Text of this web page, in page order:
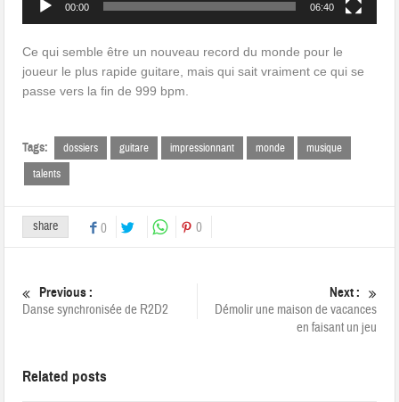
00:00 06:40
Ce qui semble être un nouveau record du monde pour le
joueur le plus rapide guitare, mais qui sait vraiment ce qui se
passe vers la fin de 999 bpm.
Tags: dossiers guitare impressionnant monde
musique
talents
share 0 0
Previous :
Danse synchronisée de R2D2
Next :
Démolir une maison de vacances
en faisant un jeu
Related posts